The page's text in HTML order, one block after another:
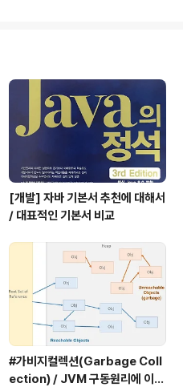
[개발] 자바 기본서 추천에 대해서
/ 대표적인 기본서 비교
#가비지컬렉션(Garbage Coll
ection) / JVM 구동원리에 이어